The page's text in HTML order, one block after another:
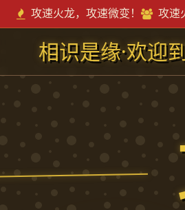
攻速火龙，攻速微变！ 攻速
相识是缘·欢迎